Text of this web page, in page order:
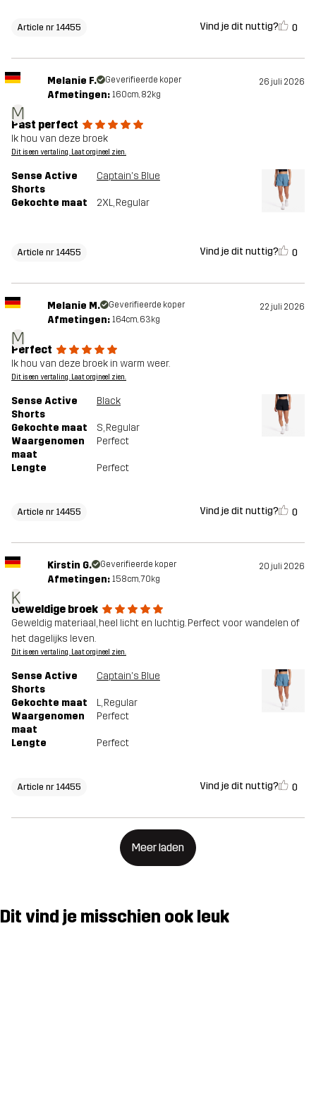
Article nr 14455 Vind je dit nuttig? 0
M
Melanie F. Geverifieerde koper 26 juli 2026
Afmetingen: 160cm, 82kg
Past perfect
Ik hou van deze broek
Dit is een vertaling. Laat orgineel zien.
Sense Active
Shorts
Captain's Blue
Gekochte maat 2XL, Regular
Article nr 14455 Vind je dit nuttig? 0
M
Melanie M. Geverifieerde koper 22 juli 2026
Afmetingen: 164cm, 63kg
Perfect
Ik hou van deze broek in warm weer.
Dit is een vertaling. Laat orgineel zien.
Sense Active
Shorts
Black
Gekochte maat S, Regular
Waargenomen
maat
Perfect
Lengte Perfect
Article nr 14455 Vind je dit nuttig? 0
K
Kirstin G. Geverifieerde koper 20 juli 2026
Afmetingen: 158cm, 70kg
Geweldige broek
Geweldig materiaal, heel licht en luchtig. Perfect voor wandelen of
het dagelijks leven.
Dit is een vertaling. Laat orgineel zien.
Sense Active
Shorts
Captain's Blue
Gekochte maat L, Regular
Waargenomen
maat
Perfect
Lengte Perfect
Article nr 14455 Vind je dit nuttig? 0
Meer laden
Dit vind je misschien ook leuk